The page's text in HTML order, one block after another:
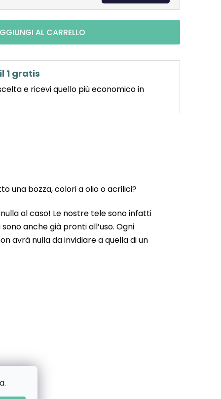
AL CARRELLO
1 gratis
e ricevi quello più economico in
una bozza, colori a olio o acrilici?
al caso! Le nostre tele sono infatti
anche già pronti all’uso. Ogni
avrà nulla da invidiare a quella di un